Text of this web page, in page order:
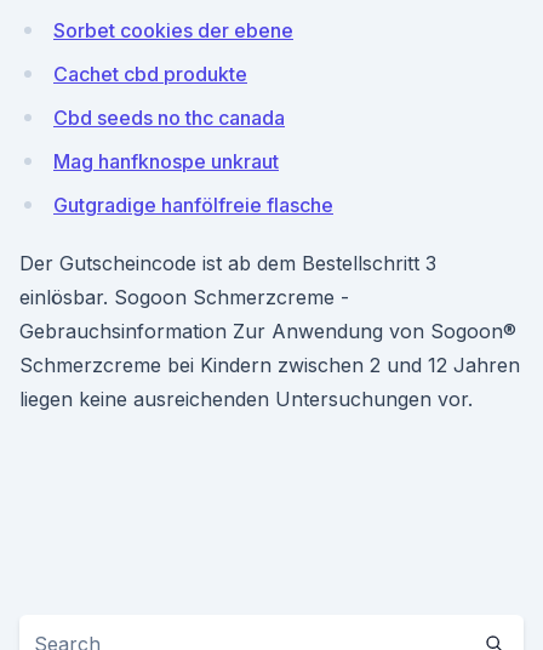
Sorbet cookies der ebene
Cachet cbd produkte
Cbd seeds no thc canada
Mag hanfknospe unkraut
Gutgradige hanfölfreie flasche
Der Gutscheincode ist ab dem Bestellschritt 3
einlösbar. Sogoon Schmerzcreme -
Gebrauchsinformation Zur Anwendung von Sogoon®
Schmerzcreme bei Kindern zwischen 2 und 12 Jahren
liegen keine ausreichenden Untersuchungen vor.